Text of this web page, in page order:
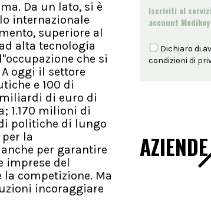
Da un lato, si è
internazionale
superiore al
alta tecnologia
che si
oggi il settore
e 100 di
di euro di
1.170 milioni di
politiche di lungo
la
per garantire
imprese del
la competizione. Ma
incoraggiare
Iscriviti al
account Medikey
Dichiaro di
condizioni di
AZIENDE